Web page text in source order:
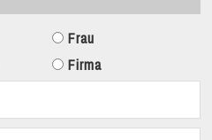
Frau
Firma